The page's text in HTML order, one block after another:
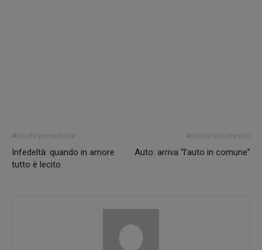
Articolo precedente
Infedeltà: quando in amore
tutto è lecito
Articolo successivo
Auto: arriva “l’auto in comune”